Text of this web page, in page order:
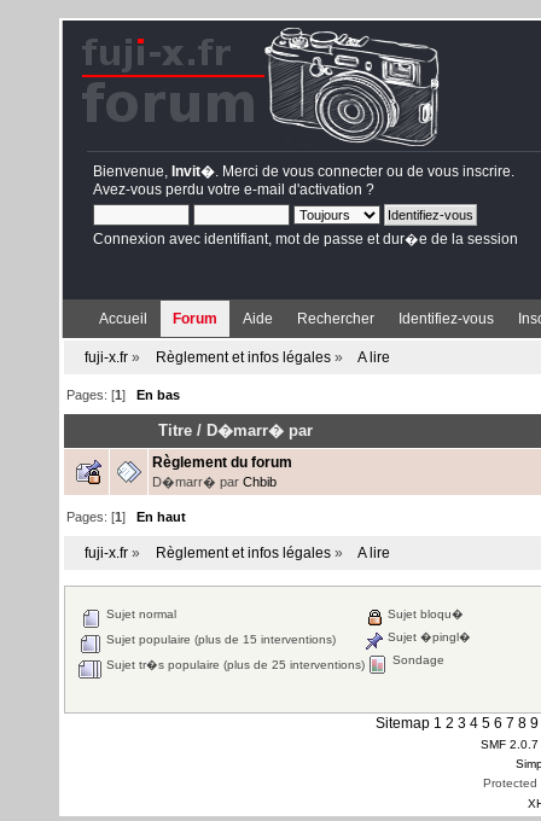
Bienvenue, Invit� . Merci de vous connecter ou de vous inscrire
Avez-vous perdu votre e-mail d'activation ?
Connexion avec identifiant, mot de passe et dur�e de la session
Accueil Forum Aide Rechercher Identifiez-vous
fuji-x.fr » Règlement et infos légales» A lire
Pages: [1] En bas
Titre / D�marr� par
Règlement du forum
D�marr� par Chbib
Pages: [1] En haut
fuji-x.fr » Règlement et infos légales» A lire
Sujet normal
Sujet populaire (plus de 15 interventions)
Sujet tr�s populaire (plus de 25 interventions)
Sujet bloqu�
Sujet �pingl�
Sondage
Sitemap 1 2 3 4 5 6 7 8 9
SMF 2.0.7